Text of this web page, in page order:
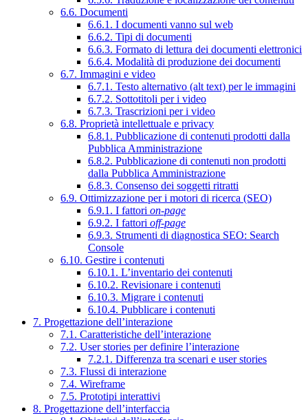
6.6. Documenti
6.6.1. I documenti vanno sul web
6.6.2. Tipi di documenti
6.6.3. Formato di lettura dei documenti elettronici
6.6.4. Modalità di produzione dei documenti
6.7. Immagini e video
6.7.1. Testo alternativo (alt text) per le immagini
6.7.2. Sottotitoli per i video
6.7.3. Trascrizioni per i video
6.8. Proprietà intellettuale e privacy
6.8.1. Pubblicazione di contenuti prodotti dalla
Pubblica Amministrazione
6.8.2. Pubblicazione di contenuti non prodotti
dalla Pubblica Amministrazione
6.8.3. Consenso dei soggetti ritratti
6.9. Ottimizzazione per i motori di ricerca (SEO)
6.9.1. I fattori on-page
6.9.2. I fattori off-page
6.9.3. Strumenti di diagnostica SEO: Search
Console
6.10. Gestire i contenuti
6.10.1. L’inventario dei contenuti
6.10.2. Revisionare i contenuti
6.10.3. Migrare i contenuti
6.10.4. Pubblicare i contenuti
7. Progettazione dell’interazione
7.1. Caratteristiche dell’interazione
7.2. User stories per definire l’interazione
7.2.1. Differenza tra scenari e user stories
7.3. Flussi di interazione
7.4. Wireframe
7.5. Prototipi interattivi
8. Progettazione dell’interfaccia